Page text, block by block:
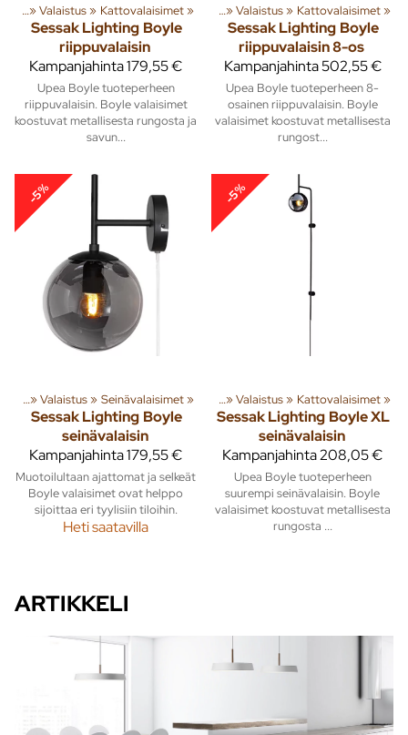
‪»Valaistus‪» Kattovalaisimet‪»
Sessak Lighting Boyle
riippuvalaisin
Kampanjahinta179,55 €
Upea Boyle tuoteperheen
riippuvalaisin. Boyle valaisimet
koostuvat metallisesta rungosta ja
savun...
Tuoteryhmiä ja tuotteita‪» Sisusta‪»Valaistus‪» Kattovalaisimet‪»
Sessak Lighting Boyle
riippuvalaisin 8-os
Kampanjahinta502,55 €
Upea Boyle tuoteperheen 8-
osainen riippuvalaisin. Boyle
valaisimet koostuvat metallisesta
rungost...
-5%
‪»Valaistus‪» Seinävalaisimet‪»
Sessak Lighting Boyle
seinävalaisin
Kampanjahinta179,55 €
Muotoilultaan ajattomat ja selkeät
Boyle valaisimet ovat helppo
sijoittaa eri tyylisiin tiloihin.
Heti saatavilla
-5%
Tuoteryhmiä ja tuotteita‪» Sisusta‪»Valaistus‪» Kattovalaisimet‪»
Sessak Lighting Boyle XL
seinävalaisin
Kampanjahinta208,05 €
Upea Boyle tuoteperheen
suurempi seinävalaisin. Boyle
valaisimet koostuvat metallisesta
rungosta ...
ARTIKKELI